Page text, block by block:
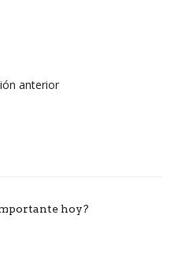
anterior
hoy?